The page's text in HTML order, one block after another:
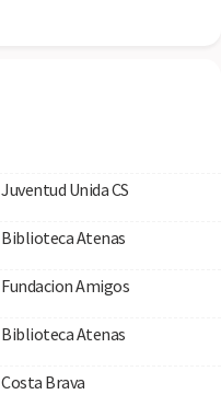
Juventud Unida CS
Biblioteca Atenas
Fundacion Amigos
Biblioteca Atenas
Costa Brava